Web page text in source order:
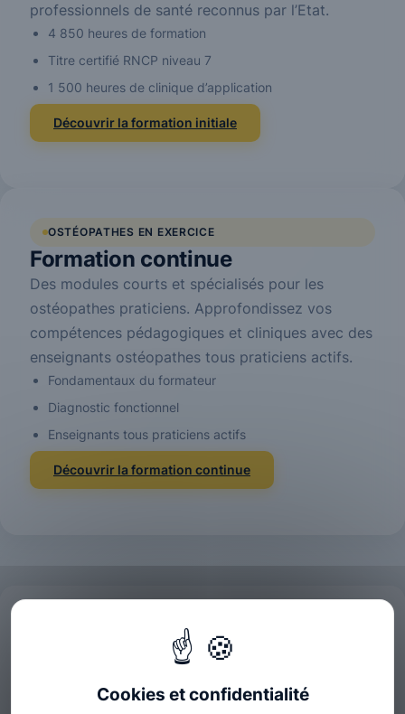
professionnels de santé reconnus par l’Etat.
4 850 heures de formation
Titre certifié RNCP niveau 7
1 500 heures de clinique d’application
Découvrir la formation initiale
OSTÉOPATHES EN EXERCICE
Formation continue
Des modules courts et spécialisés pour les
ostéopathes praticiens. Approfondissez vos
compétences pédagogiques et cliniques avec des
enseignants ostéopathes tous praticiens actifs.
Fondamentaux du formateur
Diagnostic fonctionnel
Enseignants tous praticiens actifs
Découvrir la formation continue
Préparez votre avenir d'ostéopathe avec notre école.